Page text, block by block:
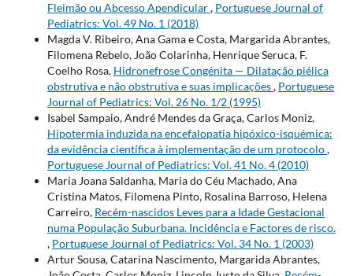
Fleimão ou Abcesso Apendicular, Portuguese Journal of
Pediatrics: Vol. 49 No. 1 (2018)
Magda V. Ribeiro, Ana Gama e Costa, Margarida Abrantes,
Filomena Rebelo, João Colarinha, Henrique Seruca, F.
Coelho Rosa, Hidronefrose Congénita — Dilatação piélica
obstrutiva e não obstrutiva e suas implicações, Portuguese
Journal of Pediatrics: Vol. 26 No. 1/2 (1995)
Isabel Sampaio, André Mendes da Graça, Carlos Moniz,
Hipotermia induzida na encefalopatia hipóxico-isquémica:
da evidência científica à implementação de um protocolo,
Portuguese Journal of Pediatrics: Vol. 41 No. 4 (2010)
Maria Joana Saldanha, Maria do Céu Machado, Ana
Cristina Matos, Filomena Pinto, Rosalina Barroso, Helena
Carreiro, Recém-nascidos Leves para a Idade Gestacional
numa População Suburbana. Incidência e Factores de risco.
, Portuguese Journal of Pediatrics: Vol. 34 No. 1 (2003)
Artur Sousa, Catarina Nascimento, Margarida Abrantes,